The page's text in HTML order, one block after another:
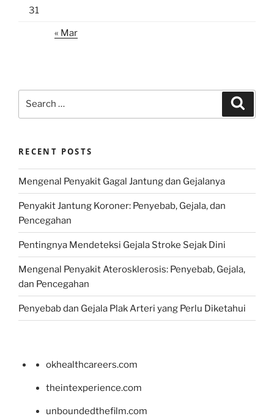
31
« Mar
RECENT POSTS
Mengenal Penyakit Gagal Jantung dan Gejalanya
Penyakit Jantung Koroner: Penyebab, Gejala, dan
Pencegahan
Pentingnya Mendeteksi Gejala Stroke Sejak Dini
Mengenal Penyakit Aterosklerosis: Penyebab, Gejala,
dan Pencegahan
Penyebab dan Gejala Plak Arteri yang Perlu Diketahui
okhealthcareers.com
theintexperience.com
unboundedthefilm.com